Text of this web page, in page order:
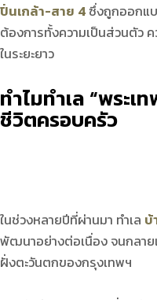
ปิ่นเกล้า-สาย 4 ซึ่งถูกออกแ
ต้องการทั้งความเป็นส่วนตัว
ในระยะยาว
ทำไมทำเล “พระเ
ชีวิตครอบครัว
ในช่วงหลายปีที่ผ่านมา ทำเล บ้
พัฒนาอย่างต่อเนื่อง จนกลา
ฝั่งตะวันตกของกรุงเทพฯ